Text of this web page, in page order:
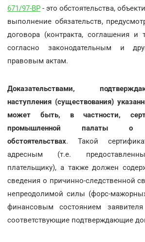
671/97-ВР - это обстоятельства,
выполнение обязательств,
договора (контракта, соглашения и
согласно законодательным и
правовым актам.
Доказательствами,
наступления (существования)
может быть, в частности,
промышленной палаты о
обстоятельствах. Такой
адресным (т.е.
плательщику), а также должен
сведения о причинно-следственной
непреодолимой силы (форс-
финансовым состоянием
соответствующие подтверждающие